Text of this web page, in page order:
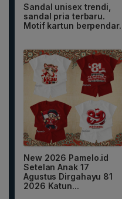
Sandal unisex trendi,
sandal pria terbaru.
Motif kartun berpendar.
New 2026 Pamelo.id
Setelan Anak 17
Agustus Dirgahayu 81
2026 Katun...